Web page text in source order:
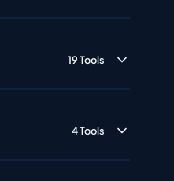
19 Tools
4 Tools